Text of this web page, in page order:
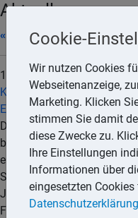
Aktuell
« 07/2026
10.08.2026
Kindergeld: Ausbildung
Erstausbildung
Die Ausbildung zum
berufsqualifizierenden
erstmaligen
Satz 2
Jahr dauert. Das hält der
Fall fest, in dem es um die
Cookie-
Wir nutzen Cookies
Webseitenanzeige,
Marketing. Klicken
stimmen Sie damit
diese Zwecke zu.
Ihre Einstellungen
Informationen über
eingesetzten